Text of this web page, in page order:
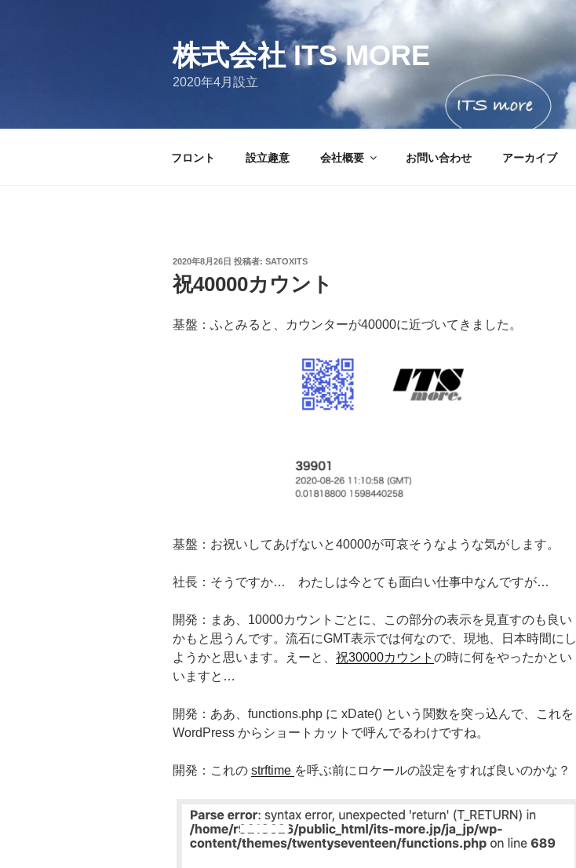
株式会社 ITS MORE
2020年4月設立
フロント 設立趣意 会社概要 お問い合わせ アーカイブ
投
稿
日:
2020年8月26日 投稿者: SATOXITS
祝40000カウント
基盤：ふとみると、カウンターが40000に近づいてきました。
基盤：お祝いしてあげないと40000が可哀そうなような気がします。
社長：そうですか… わたしは今とても面白い仕事中なんですが…
開発：まあ、10000カウントごとに、この部分の表示を見直すのも良い
かもと思うんです。流石にGMT表示では何なので、現地、日本時間にし
ようかと思います。えーと、 祝30000カウント の時に何をやったかとい
いますと…
開発：ああ、functions.php に xDate() という関数を突っ込んで、これを
WordPress からショートカットで呼んでるわけですね。
開発：これの strftime を呼ぶ前にロケールの設定をすれば良いのかな？